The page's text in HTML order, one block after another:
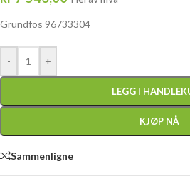
Grundfos 96733304
- +
LEGG I
KJØP NÅ
Sammenligne